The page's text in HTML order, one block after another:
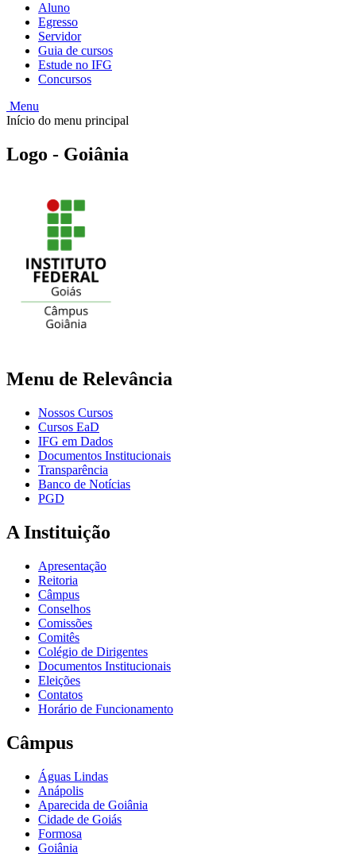
Aluno
Egresso
Servidor
Guia de cursos
Estude no IFG
Concursos
Menu
Início do menu principal
Logo - Goiânia
Menu de Relevância
Nossos Cursos
Cursos EaD
IFG em Dados
Documentos Institucionais
Transparência
Banco de Notícias
PGD
A Instituição
Apresentação
Reitoria
Câmpus
Conselhos
Comissões
Comitês
Colégio de Dirigentes
Documentos Institucionais
Eleições
Contatos
Horário de Funcionamento
Câmpus
Águas Lindas
Anápolis
Aparecida de Goiânia
Cidade de Goiás
Formosa
Goiânia